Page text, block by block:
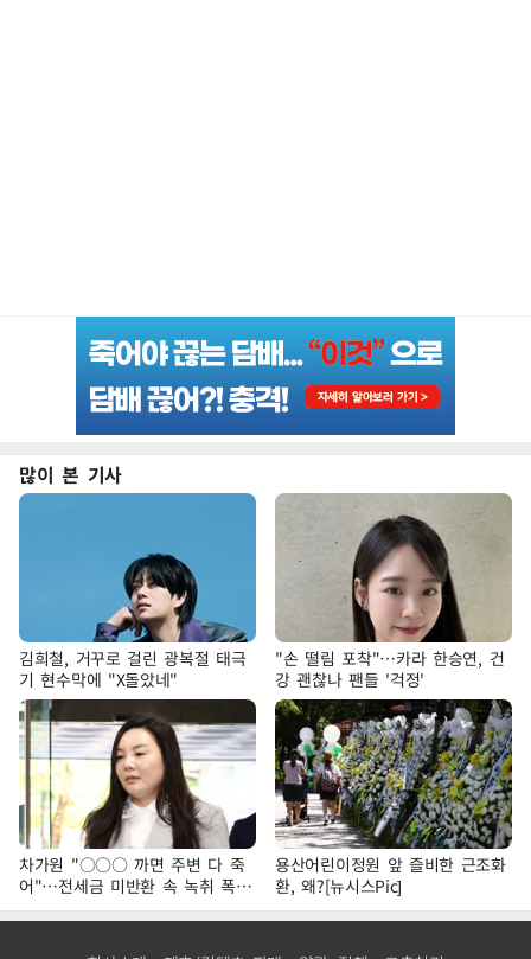
많이 본 기사
김희철, 거꾸로 걸린 광복절 태극
기 현수막에 "X돌았네"
"손 떨림 포착"…카라 한승연, 건
강 괜찮나 팬들 '걱정'
차가원 "○○○ 까면 주변 다 죽
어"…전세금 미반환 속 녹취 폭로
파장
용산어린이정원 앞 즐비한 근조화
환, 왜?[뉴시스Pic]